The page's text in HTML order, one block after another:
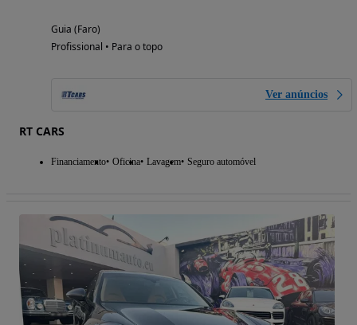
Guia (Faro)
Profissional • Para o topo
Ver anúncios
RT CARS
Financiamento Oficina Lavagem Seguro automóvel